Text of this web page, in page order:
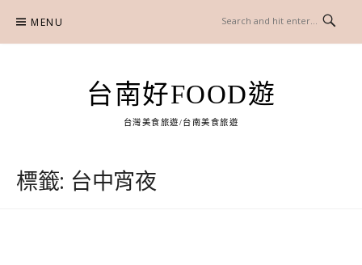
content
MENU
台南好FOOD遊
台灣美食旅遊/台南美食旅遊
標籤: 台中宵夜